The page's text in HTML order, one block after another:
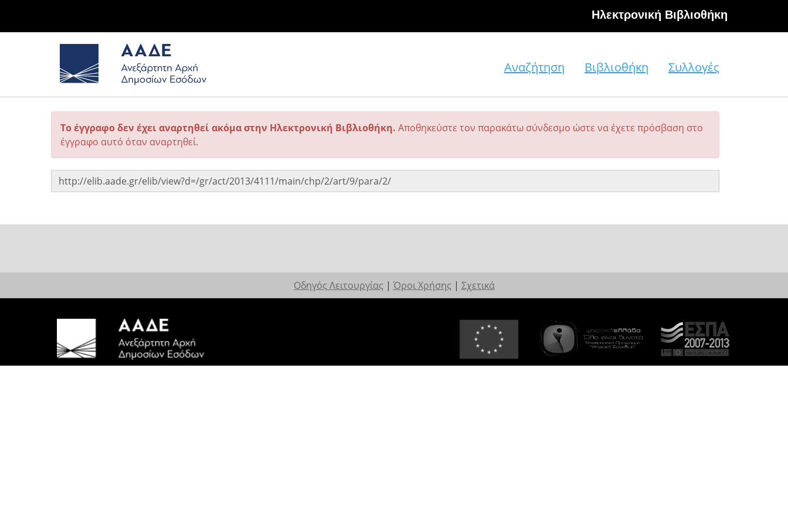
Hλεκτρονική Βιβλιοθήκη
Αναζήτηση Βιβλιοθήκη Συλλογές
Το έγγραφο δεν έχει αναρτηθεί ακόμα στην Ηλεκτρονική Βιβλιοθήκη. Αποθηκεύστε τον παρακάτω σύνδεσμο ώστε να έχετε πρόσβαση στο
έγγραφο αυτό όταν αναρτηθεί.
Οδηγός Λειτουργίας | Όροι Χρήσης | Σχετικά